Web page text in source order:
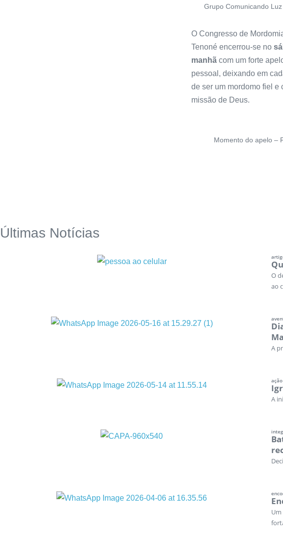
Grupo Comunicando
O Congresso de
Tenoné encerrou-se no
manhãcom um forte
pessoal, deixando em
de ser um mordomo fiel e
missão de Deus.
Momento do apelo –
Últimas Notícias
O
ao
A
A